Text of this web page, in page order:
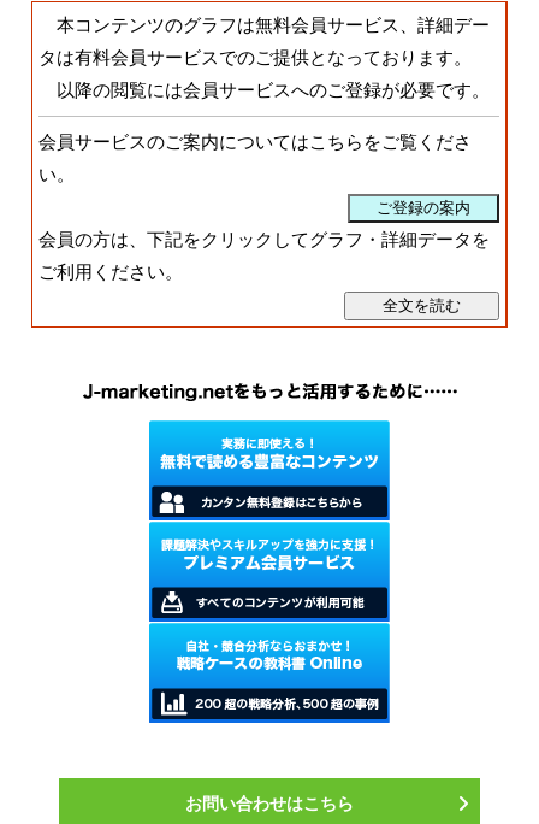
本コンテンツのグラフは無料会員サービス、詳細デー
タは有料会員サービスでのご提供となっております。
以降の閲覧には会員サービスへのご登録が必要です。
会員サービスのご案内についてはこちらをご覧くださ
い。
会員の方は、下記をクリックしてグラフ・詳細データを
ご利用ください。
お問い合わせはこちら